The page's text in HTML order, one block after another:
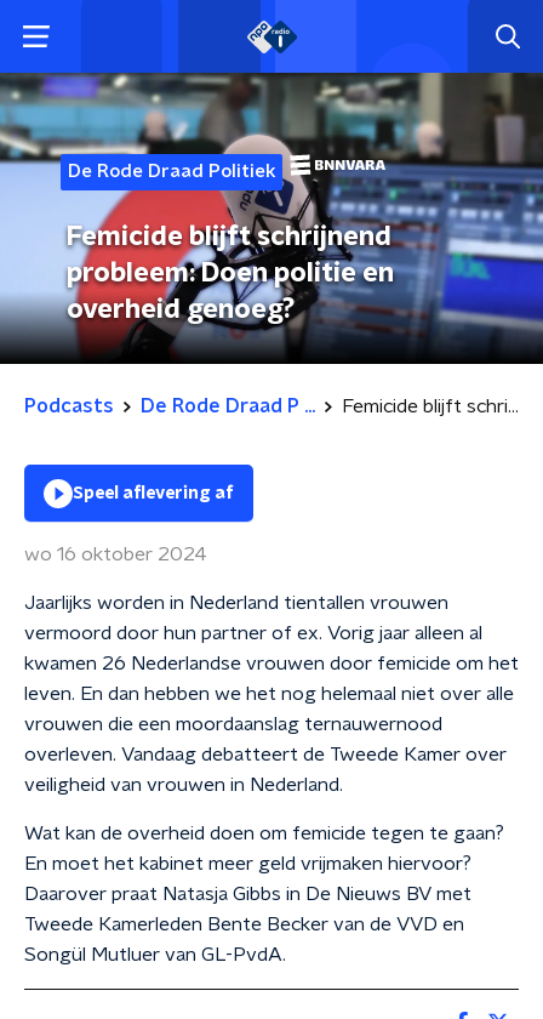
De Rode Draad Politiek
Femicide blijft schrijnend
probleem: Doen politie en
overheid genoeg?
Podcasts De Rode Draad P ... Femicide blijft schrijnend probleem: Doen politie en overheid genoeg?
Speel aflevering af
wo 16 oktober 2024
Jaarlijks worden in Nederland tientallen vrouwen
vermoord door hun partner of ex. Vorig jaar alleen al
kwamen 26 Nederlandse vrouwen door femicide om het
leven. En dan hebben we het nog helemaal niet over alle
vrouwen die een moordaanslag ternauwernood
overleven. Vandaag debatteert de Tweede Kamer over
veiligheid van vrouwen in Nederland.
Wat kan de overheid doen om femicide tegen te gaan?
En moet het kabinet meer geld vrijmaken hiervoor?
Daarover praat Natasja Gibbs in De Nieuws BV met
Tweede Kamerleden Bente Becker van de VVD en
Songül Mutluer van GL-PvdA.